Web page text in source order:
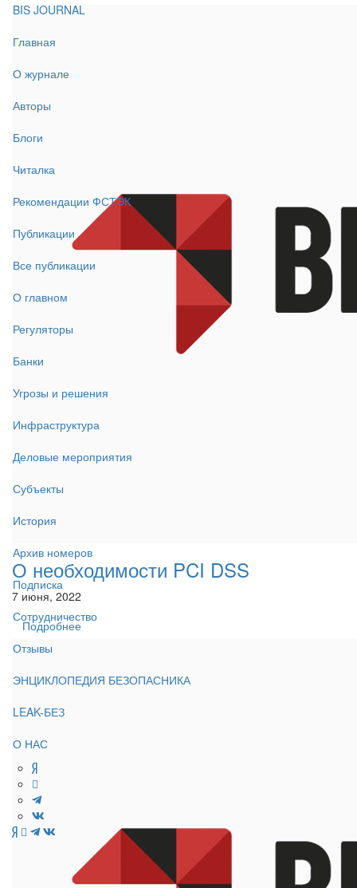
BIS JOURNAL
Главная
О журнале
Авторы
Блоги
Читалка
Рекомендации ФСТЭК
Публикации
Все публикации
О главном
Регуляторы
Банки
Угрозы и решения
Инфраструктура
Деловые мероприятия
Субъекты
История
Архив номеров
Подписка
Сотрудничество
Отзывы
ЭНЦИКЛОПЕДИЯ БЕЗОПАСНИКА
LEAK-БЕЗ
О НАС
О необходимости PCI DSS
7 июня, 2022
Подробнее